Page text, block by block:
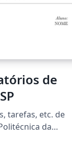
de
etc. de
da